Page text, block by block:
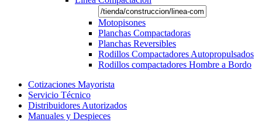
Motopisones
Planchas Compactadoras
Planchas Reversibles
Rodillos Compactadores Autopropulsados
Rodillos compactadores Hombre a Bordo
Cotizaciones Mayorista
Servicio Técnico
Distribuidores Autorizados
Manuales y Despieces